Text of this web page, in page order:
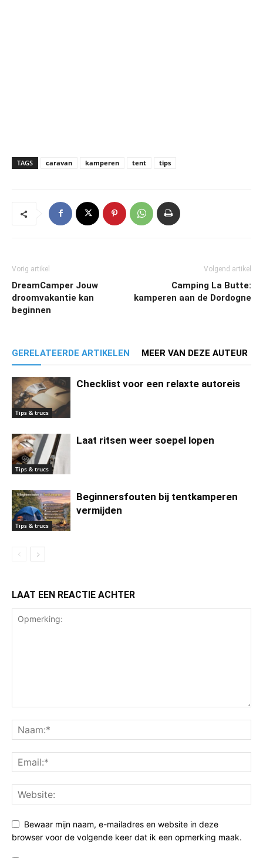
TAGS caravan kamperen tent tips
Vorig artikel
DreamCamper Jouw
droomvakantie kan
beginnen
Volgend artikel
Camping La Butte:
kamperen aan de Dordogne
GERELATEERDE ARTIKELEN MEER VAN DEZE AUTEUR
Tips & trucs
Checklist voor een relaxte autoreis
Tips & trucs
Laat ritsen weer soepel lopen
Tips & trucs
Beginnersfouten bij tentkamperen
vermijden
LAAT EEN REACTIE ACHTER
Bewaar mijn naam, e-mailadres en website in deze
browser voor de volgende keer dat ik een opmerking maak.